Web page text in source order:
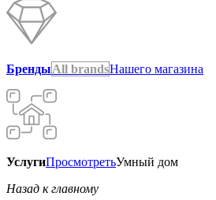
БрендыAll brandsНашего магазина
УслугиПросмотретьУмный дом
Назад к главному